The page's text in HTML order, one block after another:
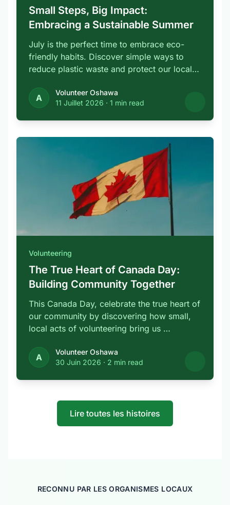
Small Steps, Big Impact:
Embracing a Sustainable Summer
July is the perfect time to embrace eco-
friendly habits. Discover simple ways to
reduce plastic waste and protect our local
A
Volunteer Oshawa
11 Juillet 2026 · 1 min read
Volunteering
The True Heart of Canada Day:
Building Community Together
This Canada Day, celebrate the true heart of
our community by discovering how small,
local acts of volunteering bring us …
A
Volunteer Oshawa
30 Juin 2026 · 2 min read
Lire toutes les histoires
RECONNU PAR LES ORGANISMES LOCAUX